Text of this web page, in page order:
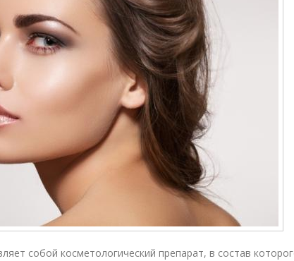
собой кос­ме­то­ло­гический препарат, в состав